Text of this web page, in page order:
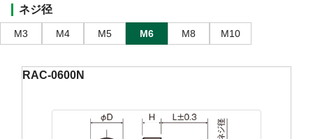
ネジ径
M3 M4 M5 M6 M8 M10
RAC-0600N